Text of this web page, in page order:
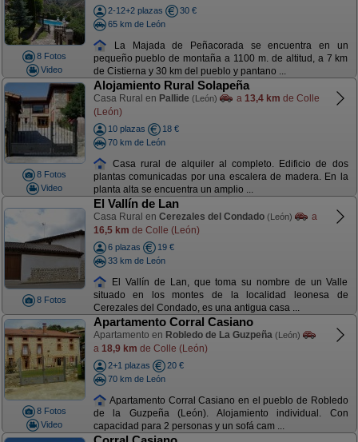
8 Fotos
Video
2-12+2 plazas
30 €
65 km de León
La Majada de Peñacorada se encuentra en un
pequeño pueblo de montaña a 1100 m. de altitud, a 7 km
de Cistierna y 30 km del pueblo y pantano ...
8 Fotos
Video
Alojamiento Rural Solapeña
Casa Rural en Pallide (León) a 13,4 km de Colle
(León)
10 plazas
18 €
70 km de León
Casa rural de alquiler al completo. Edificio de dos
plantas comunicadas por una escalera de madera. En la
planta alta se encuentra un amplio ...
8 Fotos
El Vallín de Lan
Casa Rural en Cerezales del Condado (León)
a
16,5 km de Colle (León)
6 plazas
19 €
33 km de León
El Vallín de Lan, que toma su nombre de un Valle
situado en los montes de la localidad leonesa de
Cerezales del Condado, es una antigua casa ...
8 Fotos
Video
Apartamento Corral Casiano
Apartamento en Robledo de La Guzpeña (León)
a 18,9 km de Colle (León)
2+1 plazas
20 €
70 km de León
Apartamento Corral Casiano en el pueblo de Robledo
de la Guzpeña (León). Alojamiento individual. Con
capacidad para 2 personas y un sofá cam ...